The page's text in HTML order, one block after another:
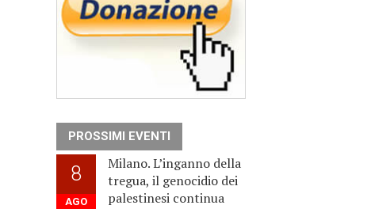
PROSSIMI EVENTI
8
AGO
Milano. L’inganno della
tregua, il genocidio dei
palestinesi continua